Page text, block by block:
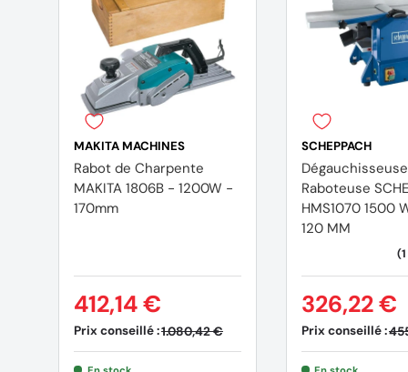
MAKITA MACHINES
Rabot de Charpente
MAKITA 1806B - 1200W -
170mm
Prix conseillé :1.080,42 €
412,14 €
SCHEPPACH
Raboteuse
HMS1070 1500
120 MM
Prix conseillé :
326,22 €